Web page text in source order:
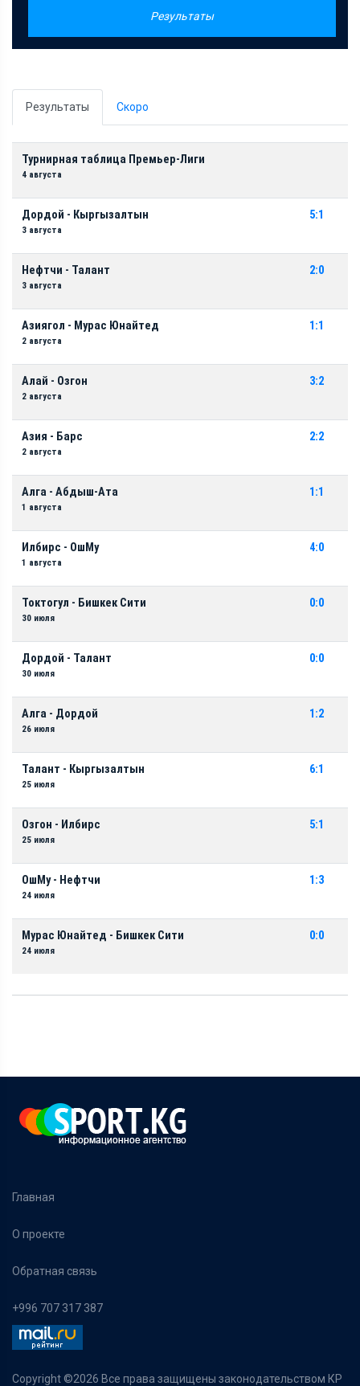
Результаты
Результаты Скоро
Турнирная таблица Премьер-Лиги
4 августа
Дордой - Кыргызалтын
3 августа
5:1
Нефтчи - Талант
3 августа
2:0
Азиягол - Мурас Юнайтед
2 августа
1:1
Алай - Озгон
2 августа
3:2
Азия - Барс
2 августа
2:2
Алга - Абдыш-Ата
1 августа
1:1
Илбирс - ОшМу
1 августа
4:0
Токтогул - Бишкек Сити
30 июля
0:0
Дордой - Талант
30 июля
0:0
Алга - Дордой
26 июля
1:2
Талант - Кыргызалтын
25 июля
6:1
Озгон - Илбирс
25 июля
5:1
ОшМу - Нефтчи
24 июля
1:3
Мурас Юнайтед - Бишкек Сити
24 июля
0:0
Главная
О проекте
Обратная связь
+996 707 317 387
Copyright ©2026 Все права защищены законодательством КР